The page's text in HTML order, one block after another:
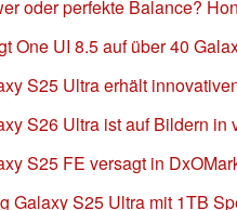
oder perfekte Balance?
One UI 8.5 auf über 40
S25 Ultra erhält
S26 Ultra ist auf Bildern in
S25 FE versagt in
Galaxy S25 Ultra mit 1TB